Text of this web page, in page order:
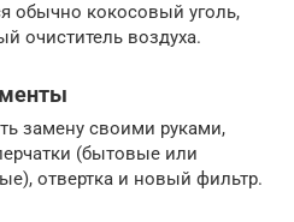
обычно кокосовый уголь,
очиститель воздуха.
замену своими руками,
(бытовые или
отвертка и новый фильтр.